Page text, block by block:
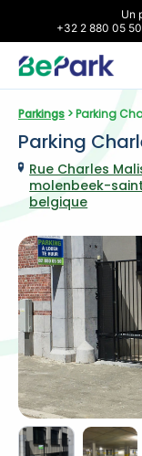
Un
+32 2 880 05
Parkings > Parking
Parking
Rue Charles
molenbeek-
belgique